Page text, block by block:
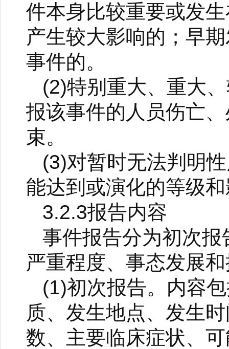
件本身比较重要或发
产生较大影响的；早
事件的。
(2)特别重大、重大
报该事件的人员伤亡
束。
(3)对暂时无法判明
能达到或演化的等级
3.2.3报告内容
事件报告分为初次
严重程度、事态发展
(1)初次报告。内容
质、发生地点、发生
数、主要临床症状、